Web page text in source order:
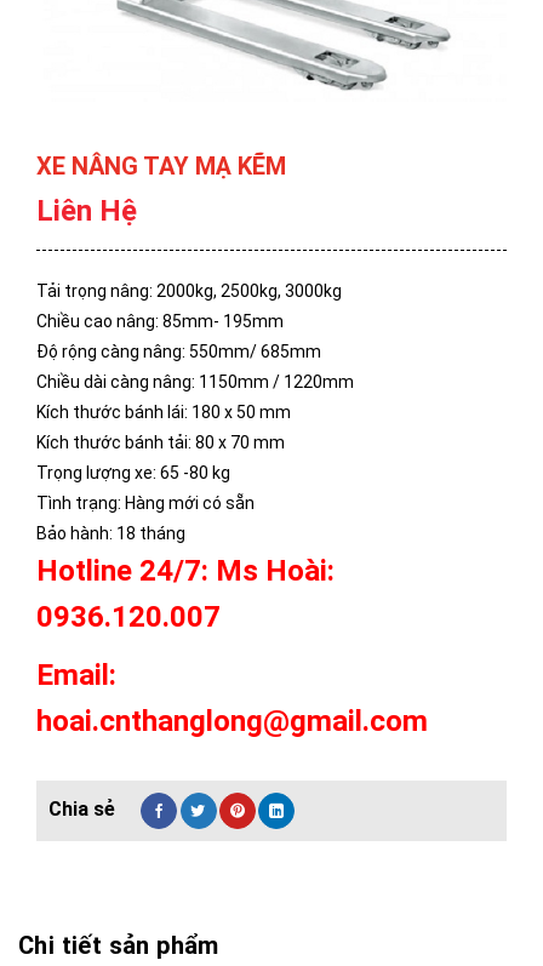
XE NÂNG TAY MẠ KẼM
Liên Hệ
Tải trọng nâng: 2000kg, 2500kg, 3000kg
Chiều cao nâng: 85mm- 195mm
Độ rộng càng nâng: 550mm/ 685mm
Chiều dài càng nâng: 1150mm / 1220mm
Kích thước bánh lái: 180 x 50 mm
Kích thước bánh tải: 80 x 70 mm
Trọng lượng xe: 65 -80 kg
Tình trạng: Hàng mới có sẵn
Bảo hành: 18 tháng
Hotline 24/7: Ms Hoài:
0936.120.007
Email:
hoai.cnthanglong@gmail.com
Chi tiết sản phẩm